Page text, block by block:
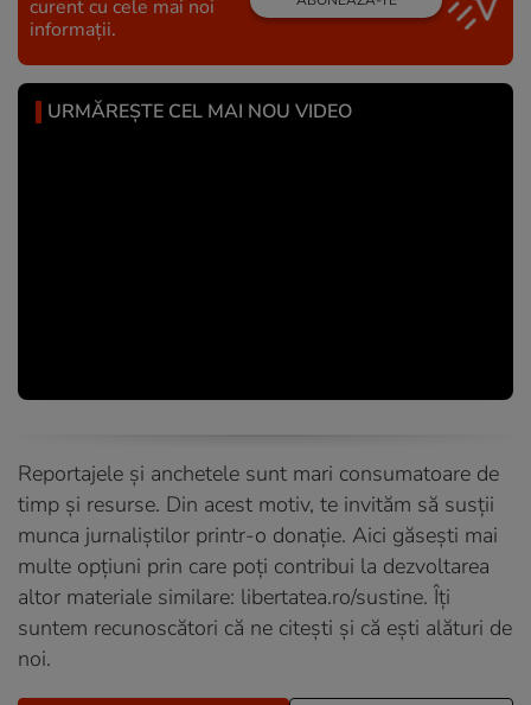
curent cu cele mai noi
informații.
URMĂREȘTE CEL MAI NOU VIDEO
Reportajele și anchetele sunt mari consumatoare de
timp și resurse. Din acest motiv, te invităm să susții
munca jurnaliștilor printr-o donație. Aici găsești mai
multe opțiuni prin care poți contribui la dezvoltarea
altor materiale similare: libertatea.ro/sustine. Îți
suntem recunoscători că ne citești și că ești alături de
noi.